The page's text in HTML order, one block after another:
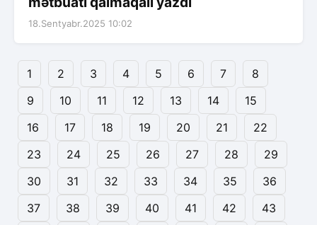
18.Sentyabr.2025 10:02
1 2 3 4 5 6 7
8
9
10 11 12 13 14
15
16
17 18 19 20 21
22
23
24 25 26 27 28
29
30
31 32 33 34 35
36
37
38 39 40 41 42
43